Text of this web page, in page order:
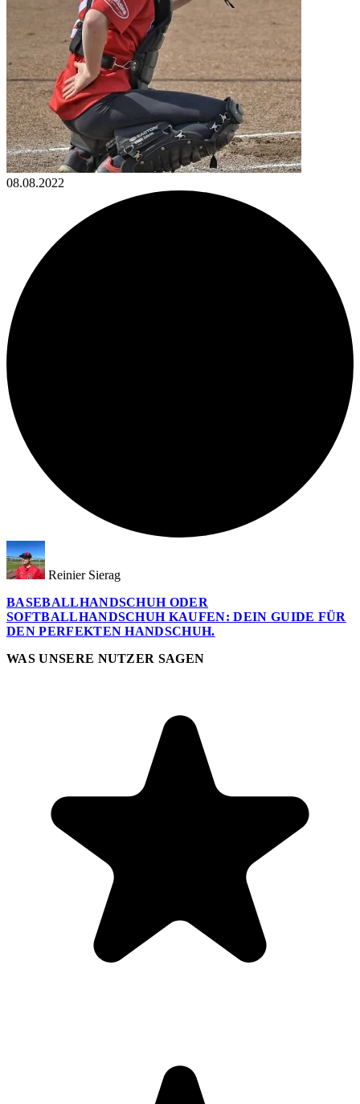
08.08.2022
Reinier Sierag
BASEBALLHANDSCHUH ODER
SOFTBALLHANDSCHUH KAUFEN: DEIN GUIDE FÜR
DEN PERFEKTEN HANDSCHUH.
WAS UNSERE NUTZER SAGEN